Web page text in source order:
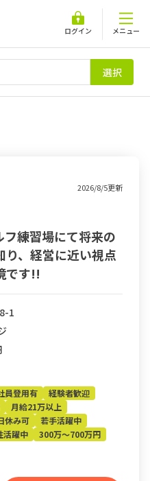
ログイン メニュー
選択
2026/8/5更新
練習場にて将来の
、経営に近い視点
です!!
1
員登用有
経験者歓迎
月給21万以上
休み可
若手活躍中
活躍中
300万～700万円